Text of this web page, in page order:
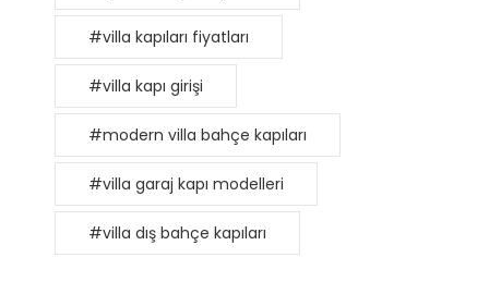
#villa kapıları fiyatları
#villa kapı girişi
#modern villa bahçe kapıları
#villa garaj kapı modelleri
#villa dış bahçe kapıları